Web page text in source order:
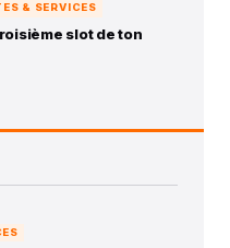
& SERVICES
slot de ton